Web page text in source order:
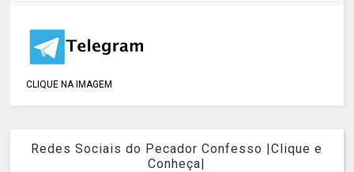
CLIQUE NA IMAGEM
Redes Sociais do Pecador Confesso |Clique e
Conheça|